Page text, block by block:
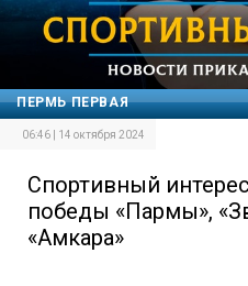
ПЕРМЬ ПЕРВАЯ
06:46 | 14 октября 2024
Спортивный
победы «Пармы»,
«Амкара»